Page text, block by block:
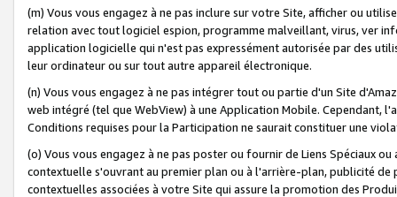
(m) Vous vous engagez à ne pas inclure sur votre Site, afficher ou
relation avec tout logiciel espion, programme malveillant, virus, ver
application logicielle qui n'est pas expressément autorisée par des
leur ordinateur ou sur tout autre appareil électronique.
(n) Vous vous engagez à ne pas intégrer tout ou partie d'un Site
web intégré (tel que WebView) à une Application Mobile. Cependant,
Conditions requises pour la Participation ne saurait constituer une
(o) Vous vous engagez à ne pas poster ou fournir de Liens Spéciaux
contextuelle s'ouvrant au premier plan ou à l'arrière-plan, publicité
contextuelles associées à votre Site qui assure la promotion des